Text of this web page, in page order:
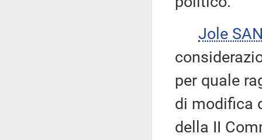
Jole
per quale
di modifica
della II